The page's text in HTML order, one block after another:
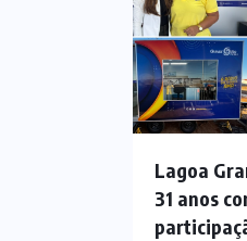
Lagoa
31 anos